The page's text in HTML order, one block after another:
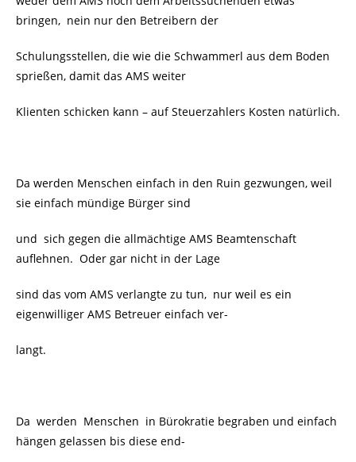
bringen, nein nur den Betreibern der
Schulungsstellen, die wie die Schwammerl aus dem Boden
sprießen, damit das AMS weiter
Klienten schicken kann – auf Steuerzahlers Kosten natürlich.
Da werden Menschen einfach in den Ruin gezwungen, weil
sie einfach mündige Bürger sind
und sich gegen die allmächtige AMS Beamtenschaft
auflehnen. Oder gar nicht in der Lage
sind das vom AMS verlangte zu tun, nur weil es ein
eigenwilliger AMS Betreuer einfach ver-
langt.
Da werden Menschen in Bürokratie begraben und einfach
hängen gelassen bis diese end-